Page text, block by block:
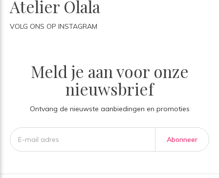
Atelier Olala
VOLG ONS OP INSTAGRAM
Meld je aan voor onze
nieuwsbrief
Ontvang de nieuwste aanbiedingen en promoties
Abonneer